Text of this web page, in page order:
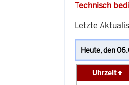
Technisch
Letzte
Uhrzeit